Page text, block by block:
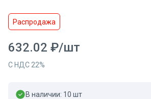
Распродажа
632.02 ₽/шт
С НДС 22%
В наличии: 10 шт